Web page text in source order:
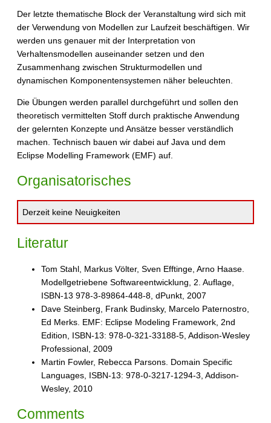
Der letzte thematische Block der Veranstaltung wird sich mit
der Verwendung von Modellen zur Laufzeit beschäftigen. Wir
werden uns genauer mit der Interpretation von
Verhaltensmodellen auseinander setzen und den
Zusammenhang zwischen Strukturmodellen und
dynamischen Komponentensystemen näher beleuchten.
Die Übungen werden parallel durchgeführt und sollen den
theoretisch vermittelten Stoff durch praktische Anwendung
der gelernten Konzepte und Ansätze besser verständlich
machen. Technisch bauen wir dabei auf Java und dem
Eclipse Modelling Framework (EMF) auf.
Organisatorisches
Derzeit keine Neuigkeiten
Literatur
Tom Stahl, Markus Völter, Sven Efftinge, Arno Haase.
Modellgetriebene Softwareentwicklung, 2. Auflage,
ISBN-13 978-3-89864-448-8, dPunkt, 2007
Dave Steinberg, Frank Budinsky, Marcelo Paternostro,
Ed Merks. EMF: Eclipse Modeling Framework, 2nd
Edition, ISBN-13: 978-0-321-33188-5, Addison-Wesley
Professional, 2009
Martin Fowler, Rebecca Parsons. Domain Specific
Languages, ISBN-13: 978-0-3217-1294-3, Addison-
Wesley, 2010
Comments